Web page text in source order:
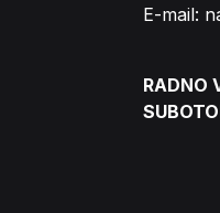
E-mail:
RADNO